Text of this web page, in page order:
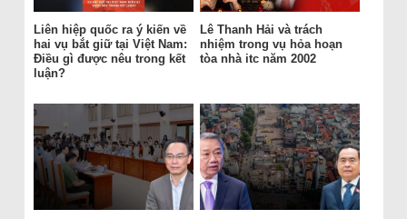
Liên hiệp quốc ra ý kiến về
hai vụ bắt giữ tại Việt Nam:
Điều gì được nêu trong kết
luận?
Lê Thanh Hải và trách
nhiệm trong vụ hỏa hoạn
tòa nhà itc năm 2002